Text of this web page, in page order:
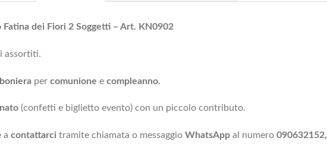
dei Fiori 2 Soggetti – Art. KN0902
assortiti.
per comunione e compleanno.
(confetti e biglietto evento) con un piccolo contributo.
a contattarci tramite chiamata o messaggio WhatsApp al numero 090632152,